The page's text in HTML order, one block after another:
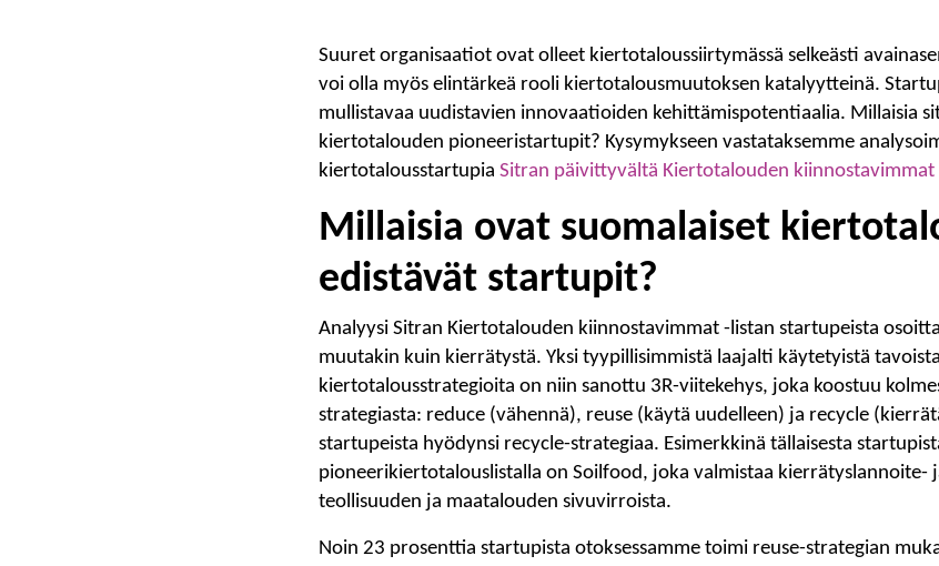
Suuret organisaatiot ovat olleet kiertotaloussiirtymässä selkeästi
voi olla myös elintärkeä rooli kiertotalousmuutoksen katalyytteinä.
mullistavaa uudistavien innovaatioiden kehittämispotentiaalia. Millaisia
kiertotalouden pioneeristartupit? Kysymykseen vastataksemme
kiertotalousstartupia Sitran päivittyvältä Kiertotalouden kiinnostavimmat
Millaisia ovat suomalaiset
edistävät startupit?
Analyysi Sitran Kiertotalouden kiinnostavimmat -listan startupeista
muutakin kuin kierrätystä. Yksi tyypillisimmistä laajalti käytetyistä
kiertotalousstrategioita on niin sanottu 3R-viitekehys, joka koostuu
strategiasta: reduce (vähennä), reuse (käytä uudelleen) ja recycle
startupeista hyödynsi recycle-strategiaa. Esimerkkinä tällaisesta
pioneerikiertotalouslistalla on Soilfood, joka valmistaa kierrätyslannoite-
teollisuuden ja maatalouden sivuvirroista.
Noin 23 prosenttia startupista otoksessamme toimi reuse-strategian